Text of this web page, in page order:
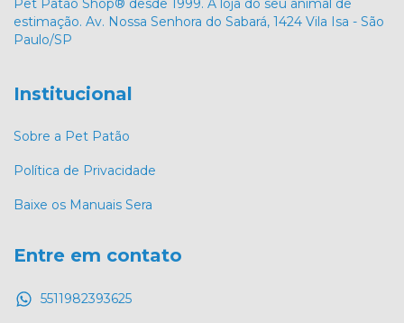
Pet Patão Shop® desde 1999. A loja do seu animal de
estimação. Av. Nossa Senhora do Sabará, 1424 Vila Isa - São
Paulo/SP
Institucional
Sobre a Pet Patão
Política de Privacidade
Baixe os Manuais Sera
Entre em contato
5511982393625